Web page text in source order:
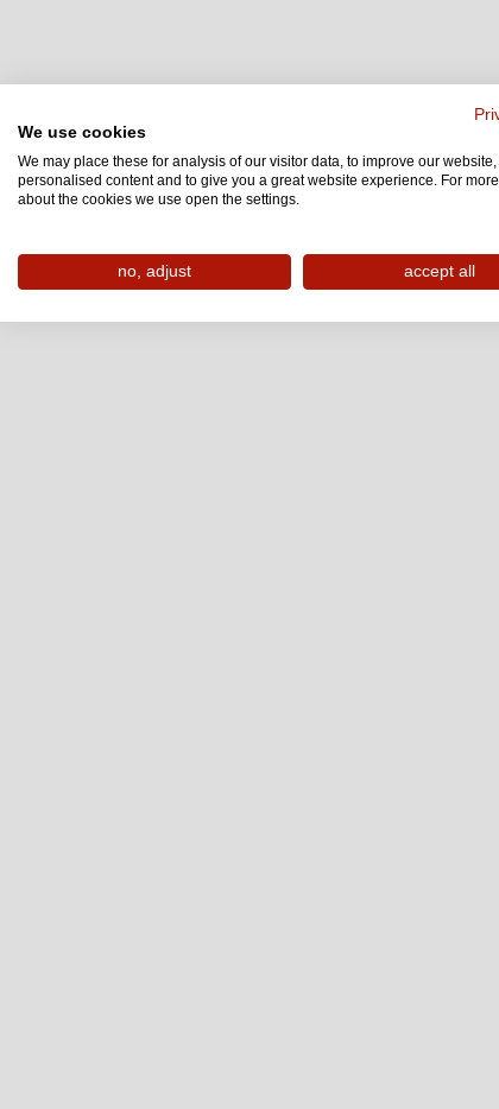
We use cookies
We may place these for analysis of our visitor data, to improve our
personalised content and to give you a great website experience. For
about the cookies we use open the settings.
no, adjust accept all